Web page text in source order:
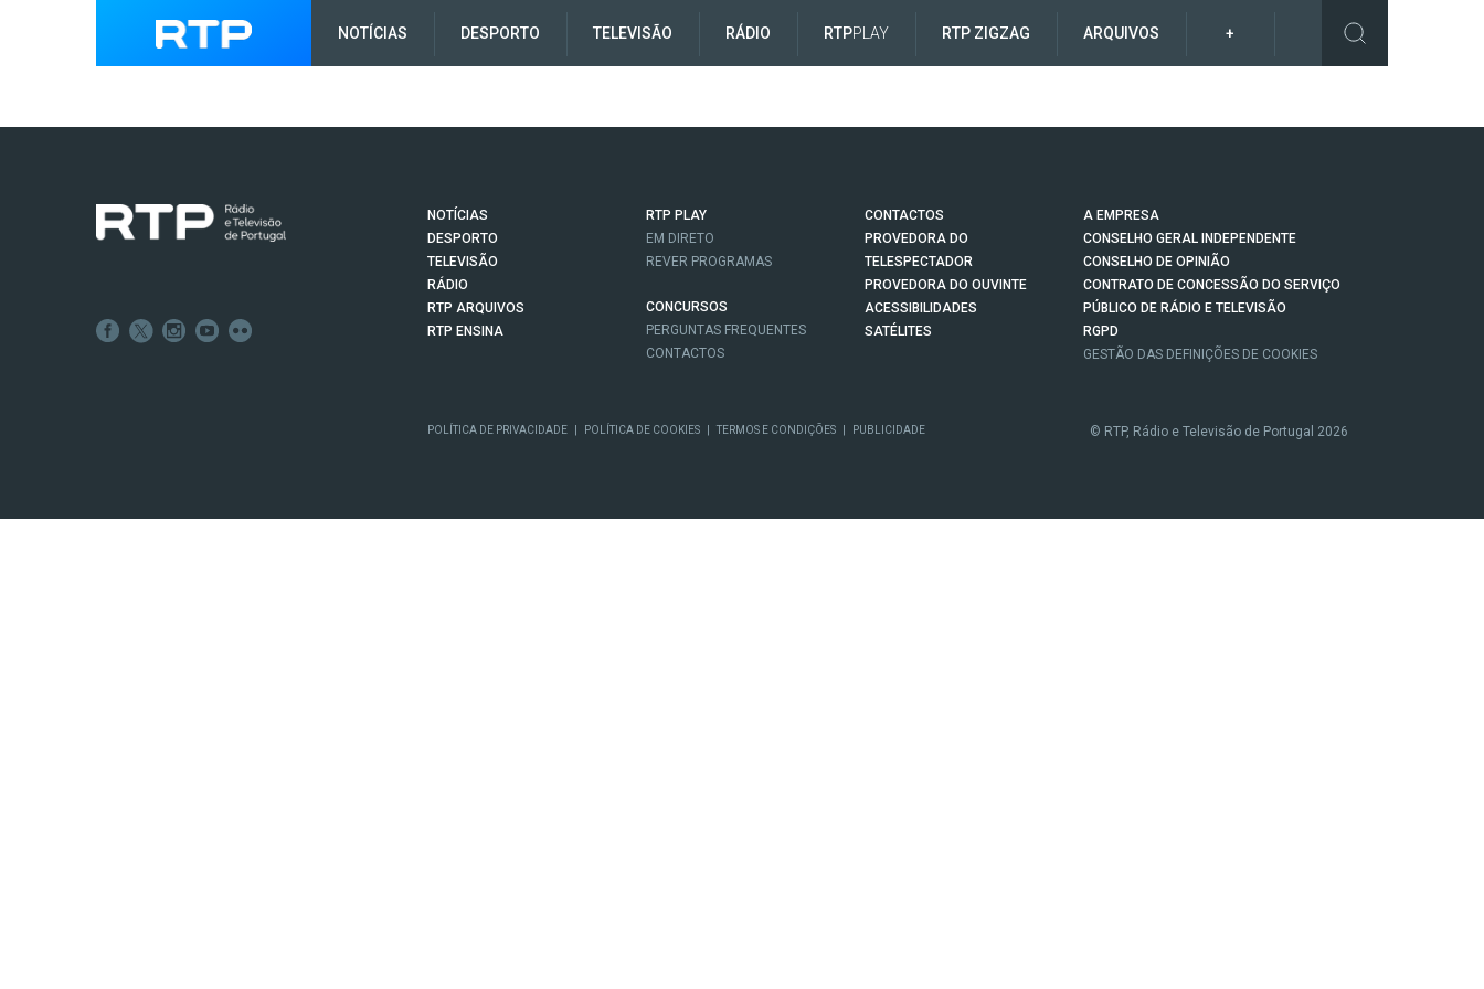
NOTÍCIAS DESPORTO TELEVISÃO RÁDIO RTPPLAY RTP ZIGZAG ARQUIVOS +
NOTÍCIAS
DESPORTO
TELEVISÃO
RÁDIO
RTP ARQUIVOS
RTP ENSINA
RTP PLAY
EM DIRETO
REVER PROGRAMAS
CONCURSOS
PERGUNTAS FREQUENTES
CONTACTOS
CONTACTOS
PROVEDORA DO
TELESPECTADOR
PROVEDORA DO OUVINTE
ACESSIBILIDADES
SATÉLITES
A EMPRESA
CONSELHO GERAL INDEPENDENTE
CONSELHO DE OPINIÃO
CONTRATO DE CONCESSÃO DO SERVIÇO
PÚBLICO DE RÁDIO E TELEVISÃO
RGPD
GESTÃO DAS DEFINIÇÕES DE COOKIES
POLÍTICA DE PRIVACIDADE POLÍTICA DE COOKIES TERMOS E CONDIÇÕES PUBLICIDADE © RTP, Rádio e Televisão de Portugal 2026